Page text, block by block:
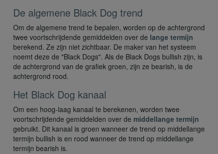
De algemene Black Dog trend
Om de algemene trend te bepalen, worden op de achtergrond
twee voortschrijdende gemiddelden over de lange termijn
berekend. Ze zijn niet zichtbaar. De maker van het systeem
noemt deze de "Black Dogs". Als de Black Dogs bullish zijn, is
de achtergrond van de grafiek groen, zijn ze bearish, is de
achtergrond rood.
Het Black Dog kanaal
Om een hoog-laag kanaal te berekenen, worden twee
voortschrijdende gemiddelden over de middellange termijn
gebruikt. Dit kanaal is groen wanneer de trend op middellange
termijn bullish is en rood wanneer de trend op middellange
termijn bearish is.